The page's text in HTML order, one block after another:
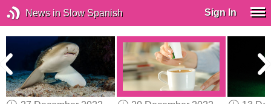
News in Slow Spanish Sign In